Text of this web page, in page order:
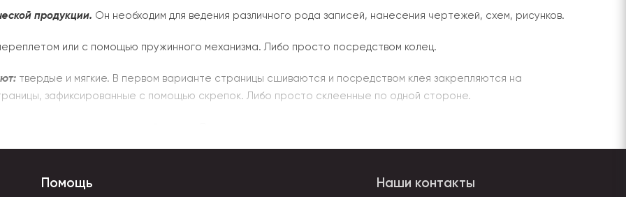
продукции. Он необходим для ведения различного рода записей, нанесения чертежей, схем, рисунков.
или с помощью пружинного механизма. Либо просто посредством колец.
твердые и мягкие. В первом варианте страницы сшиваются и посредством клея закрепляются на
зафиксированные с помощью скрепок. Либо просто склеенные по одной стороне.
для обложки. К первой категории относятся различные буки для рисования, дневники, книги для
Помощь Наши контакты